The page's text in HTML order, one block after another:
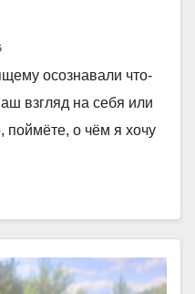
осознавали что-
взгляд на себя или
поймёте, о чём я хочу